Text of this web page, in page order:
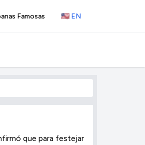
Famosas 🇺🇸 EN
que para festejar